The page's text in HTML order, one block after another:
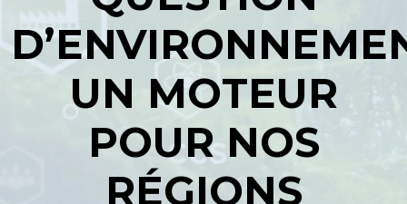
UN MOTEUR
POUR NOS
RÉGIONS